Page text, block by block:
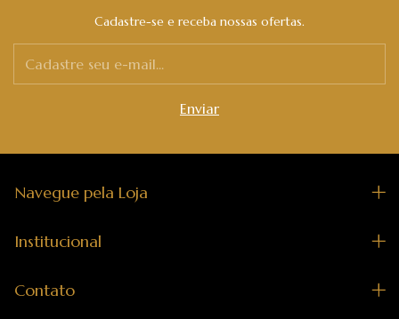
Cadastre-se e receba nossas ofertas.
Navegue pela Loja
Institucional
Contato